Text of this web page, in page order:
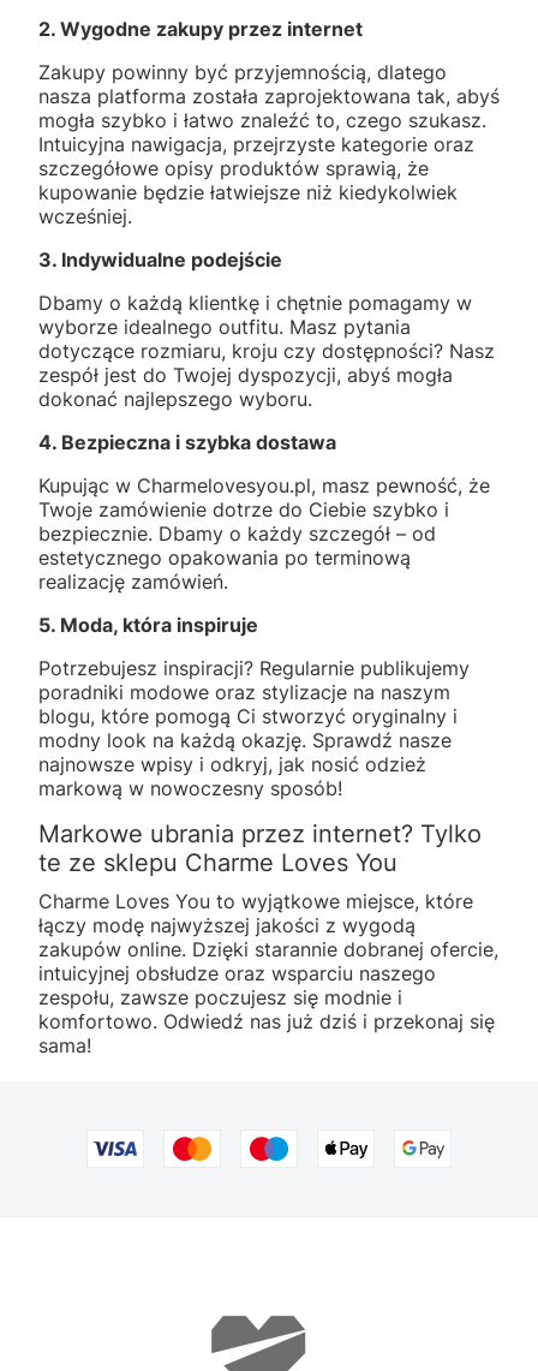
2. Wygodne zakupy przez internet
Zakupy powinny być przyjemnością, dlatego
nasza platforma została zaprojektowana tak, abyś
mogła szybko i łatwo znaleźć to, czego szukasz.
Intuicyjna nawigacja, przejrzyste kategorie oraz
szczegółowe opisy produktów sprawią, że
kupowanie będzie łatwiejsze niż kiedykolwiek
wcześniej.
3. Indywidualne podejście
Dbamy o każdą klientkę i chętnie pomagamy w
wyborze idealnego outfitu. Masz pytania
dotyczące rozmiaru, kroju czy dostępności? Nasz
zespół jest do Twojej dyspozycji, abyś mogła
dokonać najlepszego wyboru.
4. Bezpieczna i szybka dostawa
Kupując w Charmelovesyou.pl, masz pewność, że
Twoje zamówienie dotrze do Ciebie szybko i
bezpiecznie. Dbamy o każdy szczegół – od
estetycznego opakowania po terminową
realizację zamówień.
5. Moda, która inspiruje
Potrzebujesz inspiracji? Regularnie publikujemy
poradniki modowe oraz stylizacje na naszym
blogu, które pomogą Ci stworzyć oryginalny i
modny look na każdą okazję. Sprawdź nasze
najnowsze wpisy i odkryj, jak nosić odzież
markową w nowoczesny sposób!
Markowe ubrania przez internet? Tylko
te ze sklepu Charme Loves You
Charme Loves You to wyjątkowe miejsce, które
łączy modę najwyższej jakości z wygodą
zakupów online. Dzięki starannie dobranej ofercie,
intuicyjnej obsłudze oraz wsparciu naszego
zespołu, zawsze poczujesz się modnie i
komfortowo. Odwiedź nas już dziś i przekonaj się
sama!